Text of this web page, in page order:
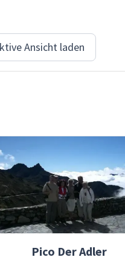
Ansicht laden
Pico Der Adler